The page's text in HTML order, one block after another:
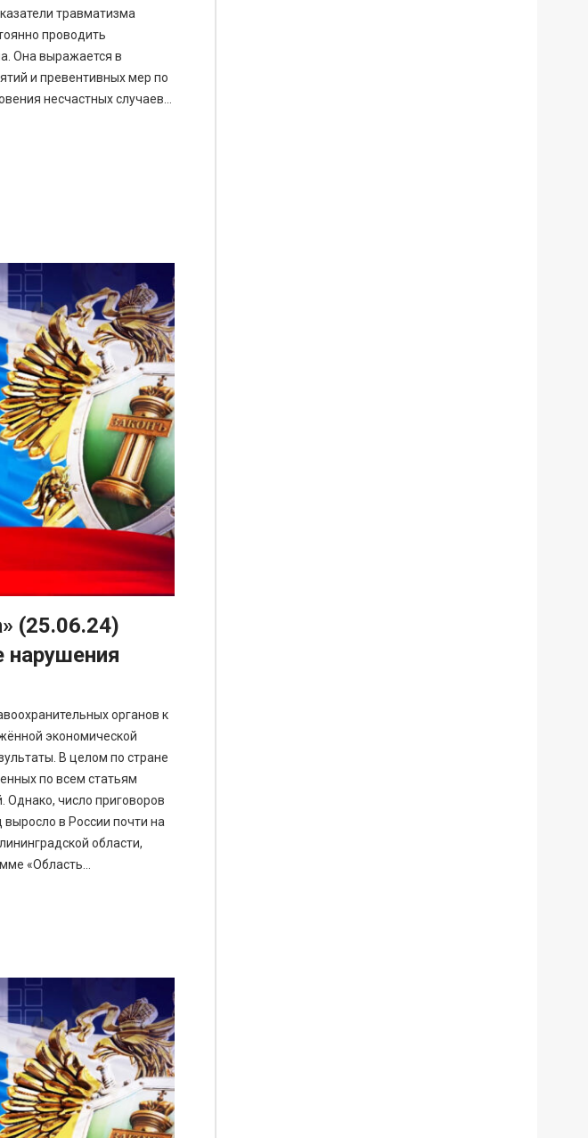
травматизма
проводить
Она выражается в
и превентивных мер по
несчастных случаев...
(25.06.24)
нарушения
органов к
экономической
В целом по стране
по всем статьям
Однако, число приговоров
выросло в России почти на
области,
«Область...